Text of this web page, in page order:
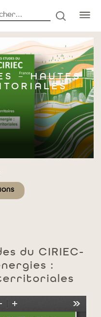
:
– Hautes tensions
– HAUTES
du CIRIEC-
: